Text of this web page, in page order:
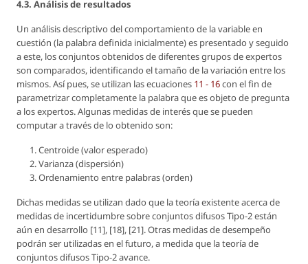
4.3. Análisis de resultados
Un análisis descriptivo del comportamiento de la variable en
cuestión (la palabra definida inicialmente) es presentado y seguido
a este, los conjuntos obtenidos de diferentes grupos de expertos
son comparados, identificando el tamaño de la variación entre los
mismos. Así pues, se utilizan las ecuaciones 11 - 16con el fin de
parametrizar completamente la palabra que es objeto de pregunta
a los expertos. Algunas medidas de interés que se pueden
computar a través de lo obtenido son:
Centroide (valor esperado)
Varianza (dispersión)
Ordenamiento entre palabras (orden)
Dichas medidas se utilizan dado que la teoría existente acerca de
medidas de incertidumbre sobre conjuntos difusos Tipo-2 están
aún en desarrollo [11], [18], [21]. Otras medidas de desempeño
podrán ser utilizadas en el futuro, a medida que la teoría de
conjuntos difusos Tipo-2 avance.